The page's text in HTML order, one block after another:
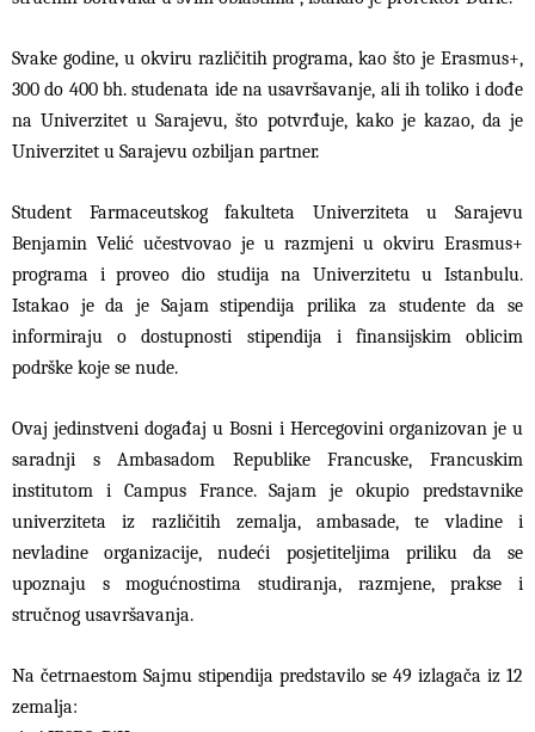
Svake godine, u okviru različitih programa, kao što je Erasmus+,
300 do 400 bh. studenata ide na usavršavanje, ali ih toliko i dođe
na Univerzitet u Sarajevu, što potvrđuje, kako je kazao, da je
Univerzitet u Sarajevu ozbiljan partner.
Student Farmaceutskog fakulteta Univerziteta u Sarajevu
Benjamin Velić učestvovao je u razmjeni u okviru Erasmus+
programa i proveo dio studija na Univerzitetu u Istanbulu.
Istakao je da je Sajam stipendija prilika za studente da se
informiraju o dostupnosti stipendija i finansijskim oblicim
podrške koje se nude.
Ovaj jedinstveni događaj u Bosni i Hercegovini organizovan je u
saradnji s Ambasadom Republike Francuske, Francuskim
institutom i Campus France. Sajam je okupio predstavnike
univerziteta iz različitih zemalja, ambasade, te vladine i
nevladine organizacije, nudeći posjetiteljima priliku da se
upoznaju s mogućnostima studiranja, razmjene, prakse i
stručnog usavršavanja.
Na četrnaestom Sajmu stipendija predstavilo se 49 izlagača iz 12
zemalja: